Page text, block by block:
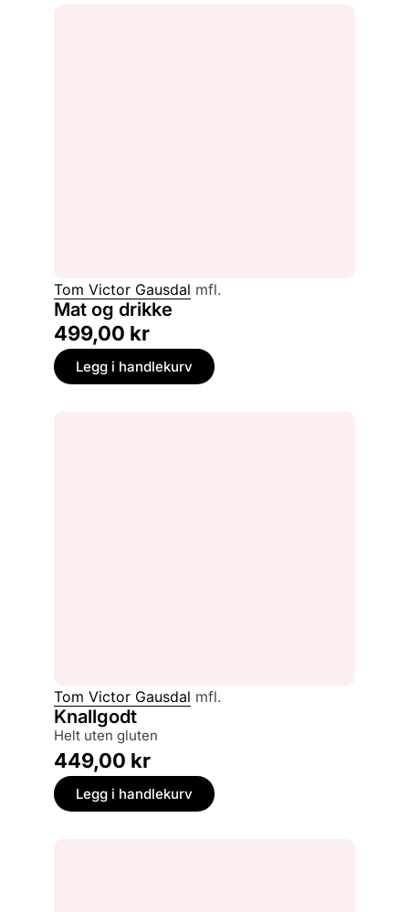
Tom Victor Gausdal mfl.
Mat og drikke
499,00 kr
Legg i handlekurv
Tom Victor Gausdal mfl.
Knallgodt
helt uten gluten
449,00 kr
Legg i handlekurv